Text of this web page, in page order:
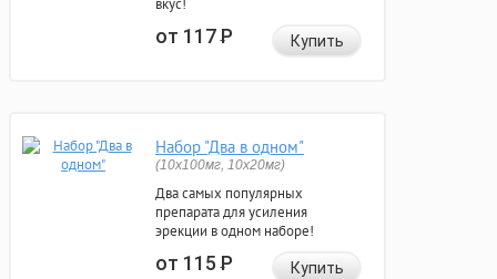
вкус!
от 117Р Купить
Набор "Два в одном"
(10x100мг, 10x20мг)
Два самых популярных
препарата для усиления
эрекции в одном наборе!
от 115Р Купить